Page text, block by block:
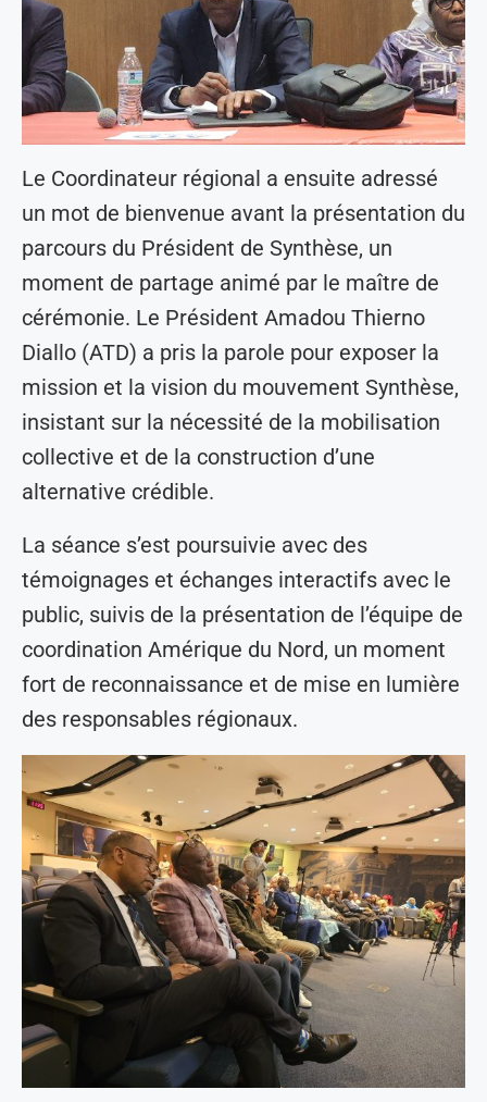
Le Coordinateur régional a ensuite adressé
un mot de bienvenue avant la présentation du
parcours du Président de Synthèse, un
moment de partage animé par le maître de
cérémonie. Le Président Amadou Thierno
Diallo (ATD) a pris la parole pour exposer la
mission et la vision du mouvement Synthèse,
insistant sur la nécessité de la mobilisation
collective et de la construction d’une
alternative crédible.
La séance s’est poursuivie avec des
témoignages et échanges interactifs avec le
public, suivis de la présentation de l’équipe de
coordination Amérique du Nord, un moment
fort de reconnaissance et de mise en lumière
des responsables régionaux.